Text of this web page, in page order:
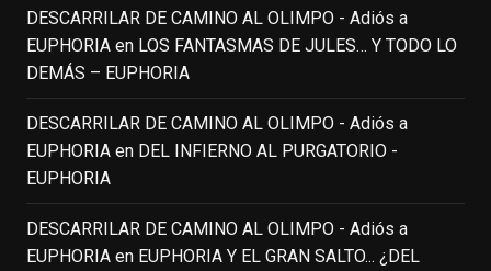
justicia a todo su filmografía anterior.
Pero nadie podrá quitarle nunca su
incalculable valor icónico y emotivo para
toda una generación.
View on Facebook · Share
EnClave de Cineupdated their status.
3 weeks ago
DESCARRILAR DE CAMINO AL OLIMPO - Adiós a
EUPHORIAen LOS FANTASMAS DE JULES… Y TODO LO
DEMÁS – EUPHORIA
DESCARRILAR DE CAMINO AL OLIMPO - Adiós a
EUPHORIAen DEL INFIERNO AL PURGATORIO -
EUPHORIA
DESCARRILAR DE CAMINO AL OLIMPO - Adiós a
EUPHORIAen EUPHORIA Y EL GRAN SALTO... ¿DEL